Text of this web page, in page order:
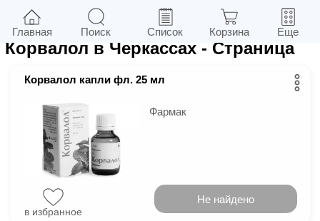
Фильтры 8 Черкассы
Корвалол в Черкассах - Страница
Корвалол капли фл. 25 мл
Фармак
в избранное
Не найдено
Главная Поиск Список Корзина Еще